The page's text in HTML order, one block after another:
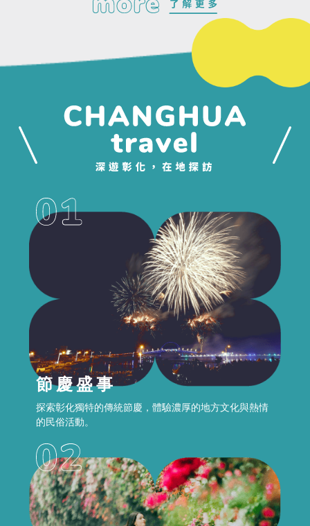
節慶盛事
探索彰化獨特的傳統節慶，體驗濃厚的地方文化與熱情
的民俗活動。